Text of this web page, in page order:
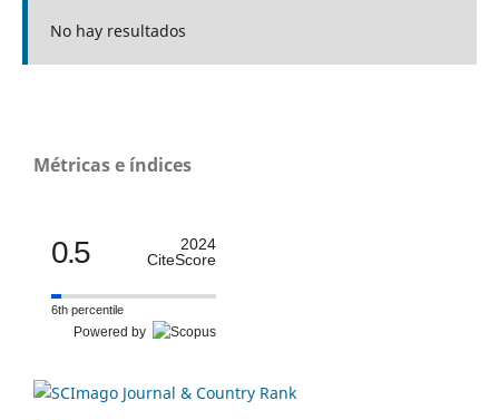
No hay resultados
Métricas e índices
0.5
2024
CiteScore
6th percentile
Powered by